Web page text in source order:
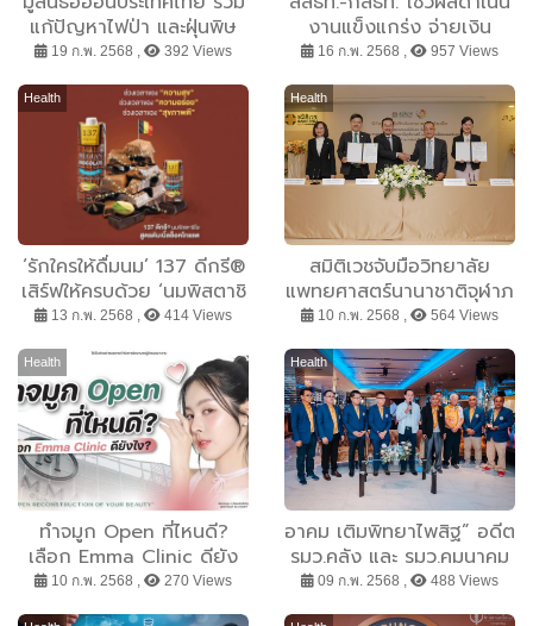
แก้ปัญหาไฟป่า และฝุ่นพิษ
PM 2.5 มอบโดรนแก่อุทยาน
จังหวัดเชียงใหม่
19 ก.พ. 2568 , 392 Views
งานแข็งแกร่ง จ่ายเงิน
สงเคราะห์และสินไหมกว่า 1.2
16 ก.พ. 2568 , 957 Views
Health
‘รักใครให้ดื่มนม’ 137 ดีกรี®
เสิร์ฟให้ครบด้วย ‘นมพิสตาชิ
โอ สูตรดับเบิ้ลช็อกโกแลต’
เติมเต็มความรักด้วยความ
13 ก.พ. 2568 , 414 Views
Health
สมิติเวชจับมือวิทยาลัย
แพทยศาสตร์นานาชาติจุฬาภ
รณ์ มหาวิทยาลัย
ธรรมศาสตร์ ยกระดับความ
เป็นเลิศทางการแพทย์
ผิวหนังและความงาม
10 ก.พ. 2568 , 564 Views
Health
ทำจมูก Open ที่ไหนดี?
เลือก Emma Clinic ดียัง
ไง?
10 ก.พ. 2568 , 270 Views
Health
อาคม เติมพิทยาไพสิฐ” อดีต
รมว.คลัง และ รมว.คมนาคม
ประธานกล่าวปิดงาน
”โบว์ลิ่งการกุศล2025
09 ก.พ. 2568 , 488 Views